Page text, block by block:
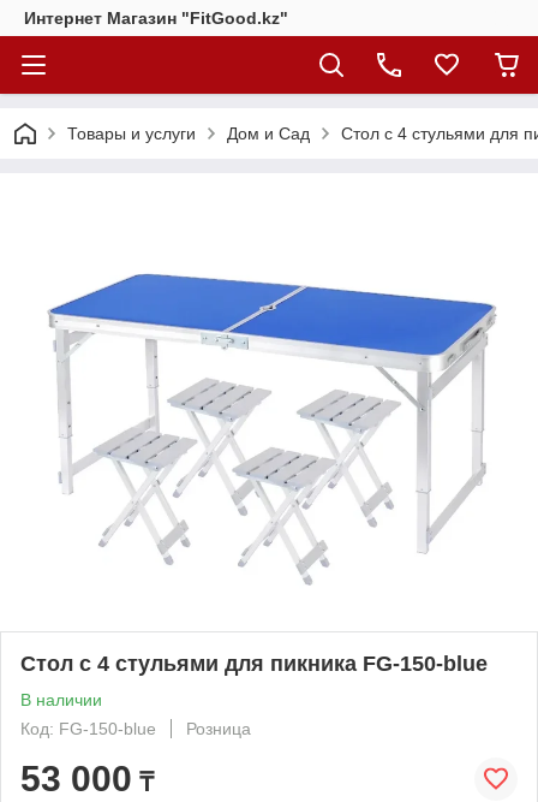
Интернет Магазин "FitGood.kz"
Товары и услуги Дом и Сад Стол с 4 стульями для
Стол с 4 стульями для пикника FG-150-blue
В наличии
Код: FG-150-blue
Розница
53 000 ₸